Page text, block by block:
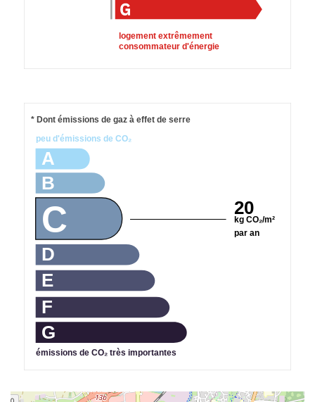
logement extrêmement
consommateur d'énergie
20
kg CO₂/m²
par an
A
B
C
D
E
F
G
émissions de CO₂ très importantes
peu d'émissions de CO₂
* Dont émissions de gaz à effet de serre